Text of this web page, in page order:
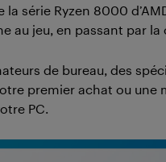
série Ryzen 8000
au jeu, en passant par
de bureau, des
premier achat ou une
PC.